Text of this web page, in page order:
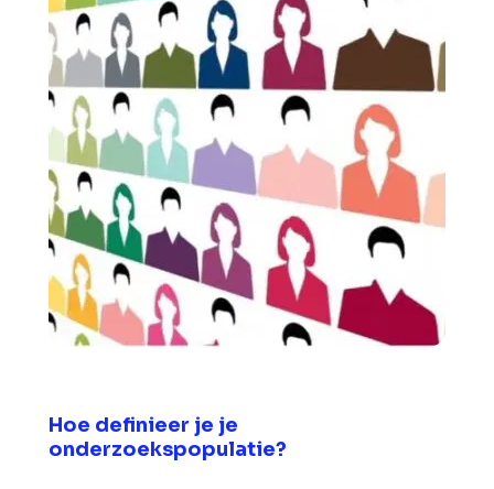
Hoe definieer je je
onderzoekspopulatie?